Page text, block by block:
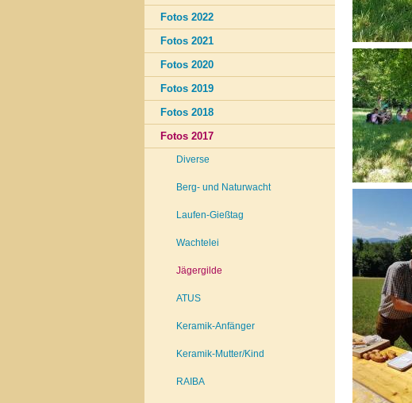
Fotos 2022
Fotos 2021
Fotos 2020
Fotos 2019
Fotos 2018
Fotos 2017
Diverse
Berg- und Naturwacht
Laufen-Gießtag
Wachtelei
Jägergilde
ATUS
Keramik-Anfänger
Keramik-Mutter/Kind
RAIBA